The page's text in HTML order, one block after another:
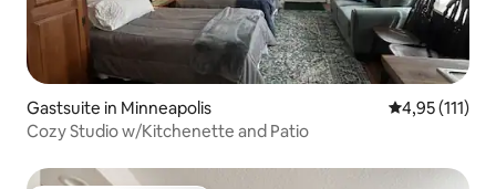
Gastsuite in Minneapolis Gemiddelde
4,95 (111)
Cozy Studio w/Kitchenette and Patio